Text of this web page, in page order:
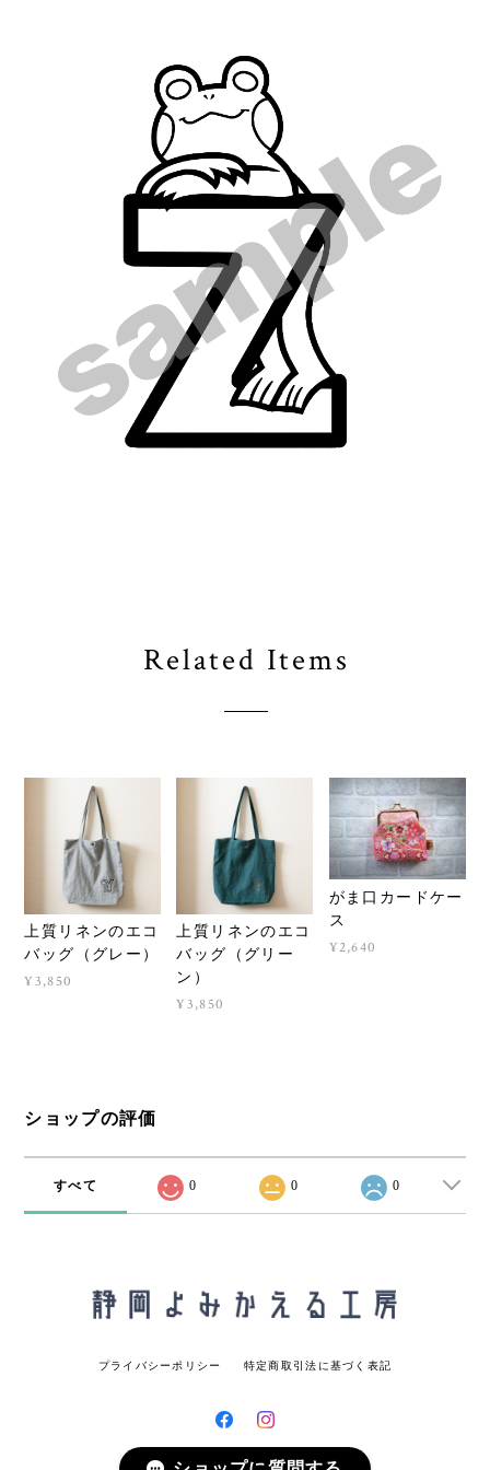
Related Items
上質リネンのエコ
バッグ（グレー）
¥3,850
上質リネンのエコ
バッグ（グリー
ン）
¥3,850
がま口カードケー
ス
¥2,640
ショップの評価
すべて 0 0 0
プライバシーポリシー 特定商取引法に基づく表記